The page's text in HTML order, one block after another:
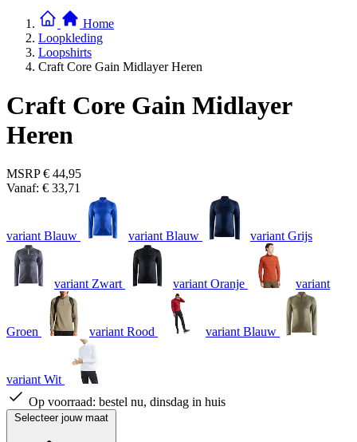
Home
Loopkleding
Loopshirts
Craft Core Gain Midlayer Heren
Craft Core Gain Midlayer
Heren
MSRP € 44,95
Vanaf: € 33,71
variant Blauw variant Blauw variant Grijs
variant Zwart variant Oranje variant
Groen variant Rood variant Blauw
variant Wit
Op voorraad: bestel nu, dinsdag in huis
Selecteer jouw maat